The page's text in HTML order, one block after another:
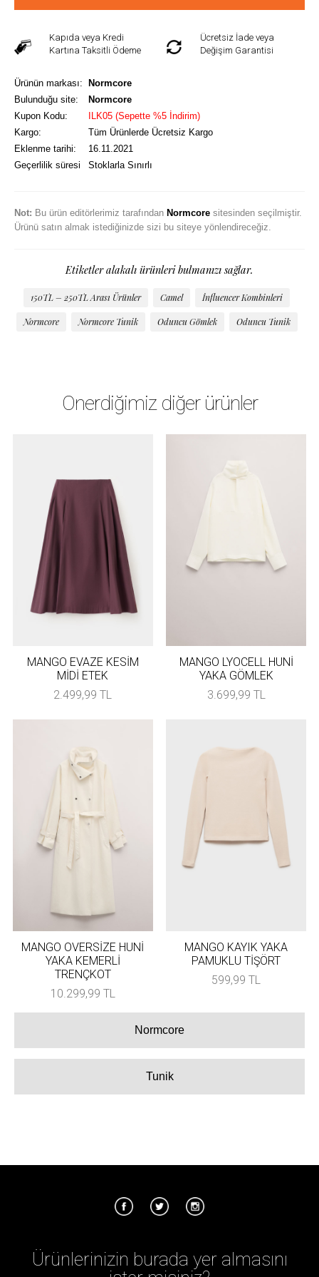
Kapıda veya Kredi
Kartına Taksitli Ödeme
Ücretsiz İade veya
Değişim Garantisi
Ürünün markası:
Normcore
Bulunduğu site:
Normcore
Kupon Kodu:
ILK05 (Sepette %5 İndirim)
Kargo:
Tüm Ürünlerde Ücretsiz Kargo
Eklenme tarihi:
16.11.2021
Geçerlilik süresi
Stoklarla Sınırlı
Not: Bu ürün editörlerimiz tarafından Normcoresitesinden seçilmiştir.
Ürünü satın almak istediğinizde sizi bu siteye yönlendireceğiz.
Etiketler alakalı ürünleri bulmanızı sağlar.
150TL – 250TL Arası Ürünler Camel İnfluencer Kombinleri
Normcore Normcore Tunik Oduncu Gömlek Oduncu Tunik
Önerdiğimiz diğer ürünler
MANGO EVAZE KESİM
MİDİ ETEK
2.499,99 TL
MANGO LYOCELL HUNİ
YAKA GÖMLEK
3.699,99 TL
MANGO OVERSİZE HUNİ
YAKA KEMERLİ
TRENÇKOT
10.299,99 TL
MANGO KAYIK YAKA
PAMUKLU TİŞÖRT
599,99 TL
Normcore
Tunik
Ürünlerinizin burada yer almasını